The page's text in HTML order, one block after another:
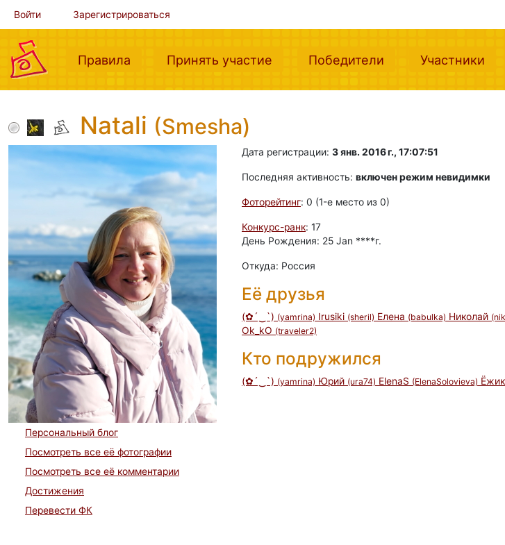
Войти Зарегистрироваться
Правила (current)Принять участие (current)Победители (current)Участники
Natali (Smesha)
Персональный блог
Посмотреть все её фотографии
Посмотреть все её комментарии
Достижения
Перевести ФК
Дата регистрации: 3 янв. 2016 г., 17:07:51
Последняя активность: включен режим невидимки
Фоторейтинг: 0 (1-e место из 0)
Конкурс-ранк: 17
День Рождения: 25 Jan ****г.
Откуда: Россия
Её друзья
(✿´‿`) (yamrina) Irusiki (sheril) Елена (babulka) Николай
Ok_kO (traveler2)
Кто подружился
(✿´‿`) (yamrina) Юрий (ura74) ElenaS (ElenaSolovieva) Ёжик